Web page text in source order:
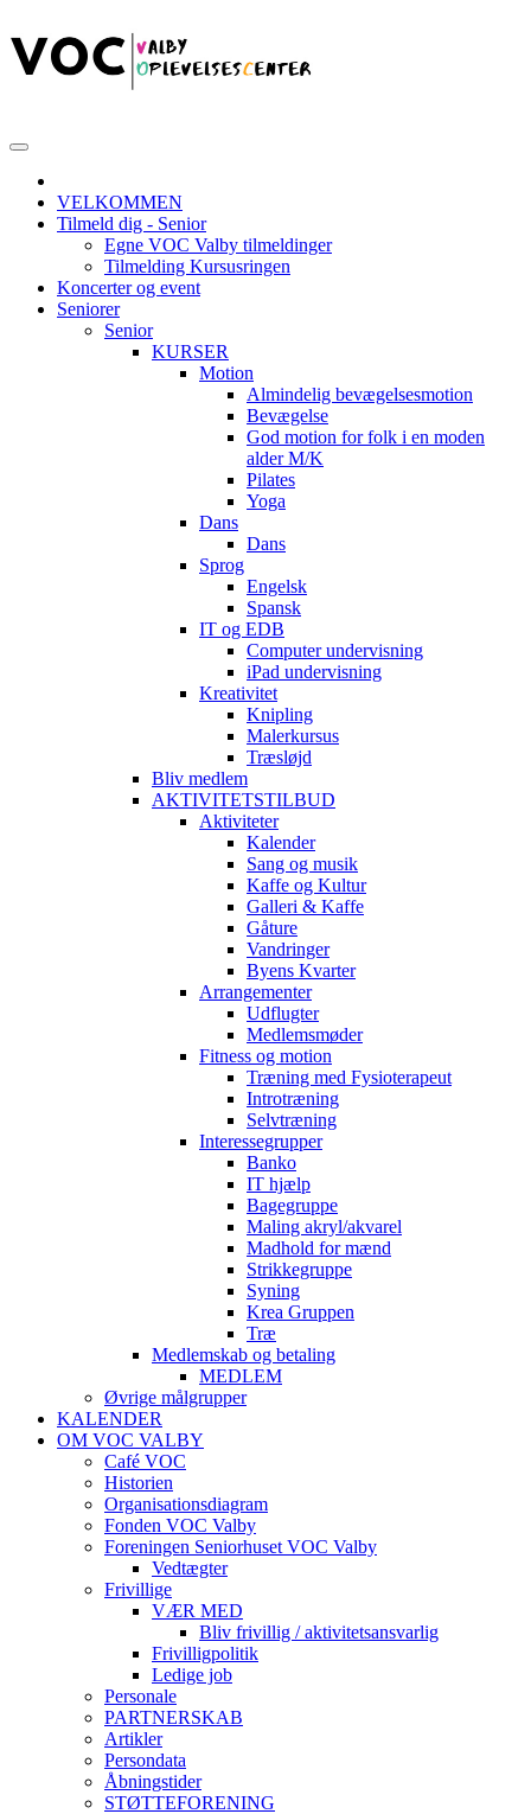
VELKOMMEN
Tilmeld dig - Senior
Egne VOC Valby tilmeldinger
Tilmelding Kursusringen
Koncerter og event
Seniorer
Senior
KURSER
Motion
Almindelig bevægelsesmotion
Bevægelse
God motion for folk i en moden
alder M/K
Pilates
Yoga
Dans
Dans
Sprog
Engelsk
Spansk
IT og EDB
Computer undervisning
iPad undervisning
Kreativitet
Knipling
Malerkursus
Træsløjd
Bliv medlem
AKTIVITETSTILBUD
Aktiviteter
Kalender
Sang og musik
Kaffe og Kultur
Galleri & Kaffe
Gåture
Vandringer
Byens Kvarter
Arrangementer
Udflugter
Medlemsmøder
Fitness og motion
Træning med Fysioterapeut
Introtræning
Selvtræning
Interessegrupper
Banko
IT hjælp
Bagegruppe
Maling akryl/akvarel
Madhold for mænd
Strikkegruppe
Syning
Krea Gruppen
Træ
Medlemskab og betaling
MEDLEM
Øvrige målgrupper
KALENDER
OM VOC VALBY
Café VOC
Historien
Organisationsdiagram
Fonden VOC Valby
Foreningen Seniorhuset VOC Valby
Vedtægter
Frivillige
VÆR MED
Bliv frivillig / aktivitetsansvarlig
Frivilligpolitik
Ledige job
Personale
PARTNERSKAB
Artikler
Persondata
Åbningstider
STØTTEFORENING